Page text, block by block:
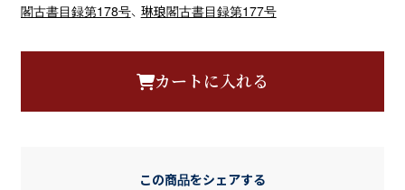
閣古書目録第178号、 琳琅閣古書目録第177号
カートに入れる
この商品をシェアする